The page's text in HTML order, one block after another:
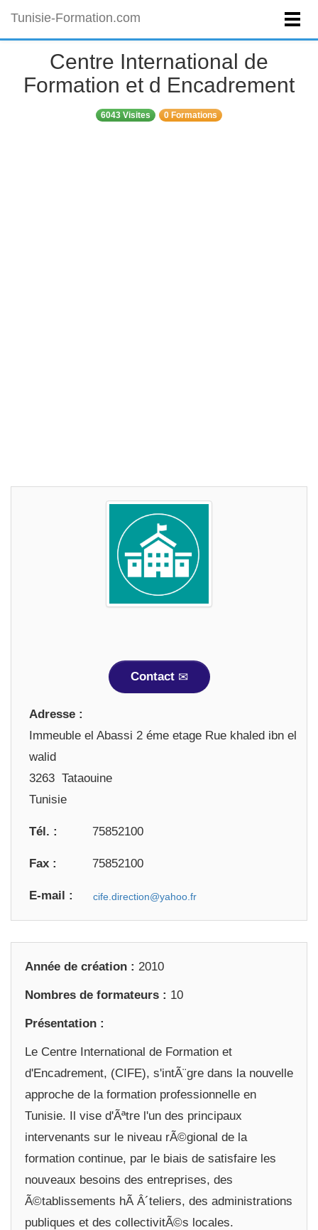
Tunisie-Formation.com
Centre International de
Formation et d Encadrement
6043 Visites 0 Formations
Contact
Adresse :
Immeuble el Abassi 2 éme etage Rue khaled ibn el
walid
3263 Tataouine
Tunisie
Tél. : 75852100
Fax : 75852100
E-mail :
Année de création : 2010
Nombres de formateurs : 10
Présentation :
Le Centre International de Formation et
d'Encadrement, (CIFE), s'intÃ¨gre dans la nouvelle
approche de la formation professionnelle en
Tunisie. Il vise d'Ãªtre l'un des principaux
intervenants sur le niveau rÃ©gional de la
formation continue, par le biais de satisfaire les
nouveaux besoins des entreprises, des
Ã©tablissements hÃ Â´teliers, des administrations
publiques et des collectivitÃ©s locales.